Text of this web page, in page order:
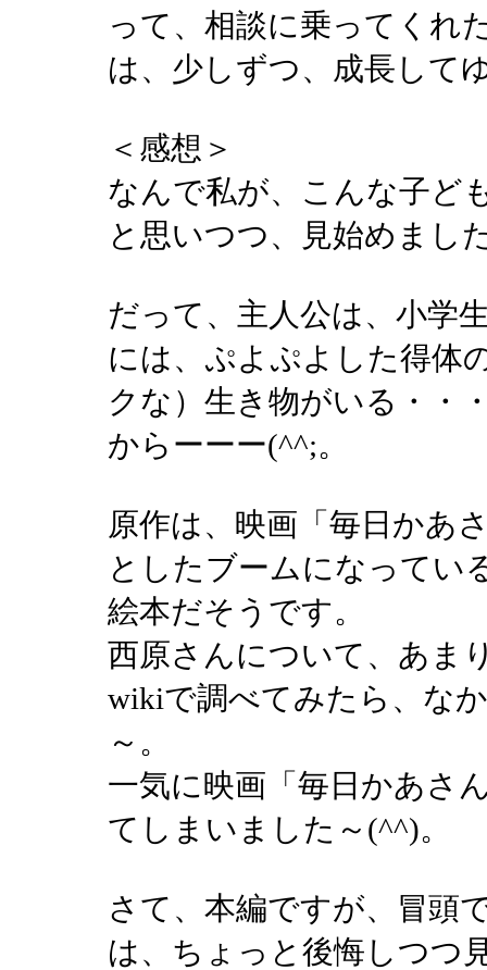
って、相談に乗ってくれ
は、少しずつ、成長して
＜感想＞
なんで私が、こんな子ど
と思いつつ、見始めまし
だって、主人公は、小学
には、ぷよぷよした得体
クな）生き物がいる・・
からーーー(^^;。
原作は、映画「毎日かあ
としたブームになってい
絵本だそうです。
西原さんについて、あま
wikiで調べてみたら、な
～。
一気に映画「毎日かあさ
てしまいました～(^^)。
さて、本編ですが、冒頭
は、ちょっと後悔しつつ